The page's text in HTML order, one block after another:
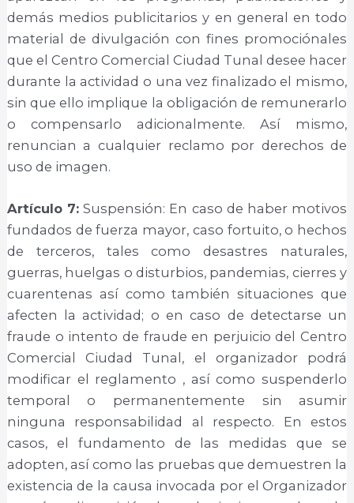
demás medios publicitarios y en general en todo
material de divulgación con fines promociónales
que el Centro Comercial Ciudad Tunal desee hacer
durante la actividad o una vez finalizado el mismo,
sin que ello implique la obligación de remunerarlo
o compensarlo adicionalmente. Así mismo,
renuncian a cualquier reclamo por derechos de
uso de imagen.
Artículo 7: Suspensión: En caso de haber motivos
fundados de fuerza mayor, caso fortuito, o hechos
de terceros, tales como desastres naturales,
guerras, huelgas o disturbios, pandemias, cierres y
cuarentenas así como también situaciones que
afecten la actividad; o en caso de detectarse un
fraude o intento de fraude en perjuicio del Centro
Comercial Ciudad Tunal, el organizador podrá
modificar el reglamento , así como suspenderlo
temporal o permanentemente sin asumir
ninguna responsabilidad al respecto. En estos
casos, el fundamento de las medidas que se
adopten, así como las pruebas que demuestren la
existencia de la causa invocada por el Organizador